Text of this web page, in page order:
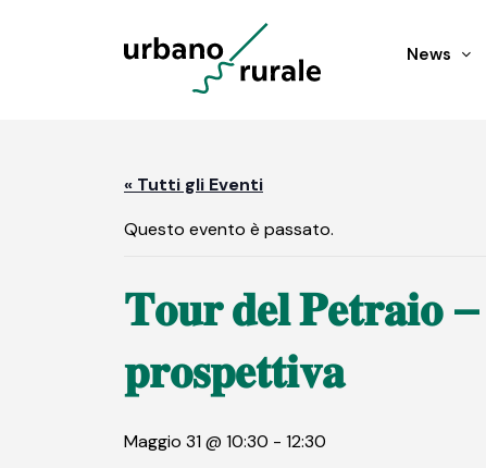
News
« Tutti gli Eventi
Questo evento è passato.
𝐓𝐨𝐮𝐫 𝐝𝐞𝐥 𝐏𝐞𝐭𝐫𝐚𝐢𝐨
𝐩𝐫𝐨𝐬𝐩𝐞𝐭𝐭𝐢𝐯𝐚
Maggio 31 @ 10:30 - 12:30